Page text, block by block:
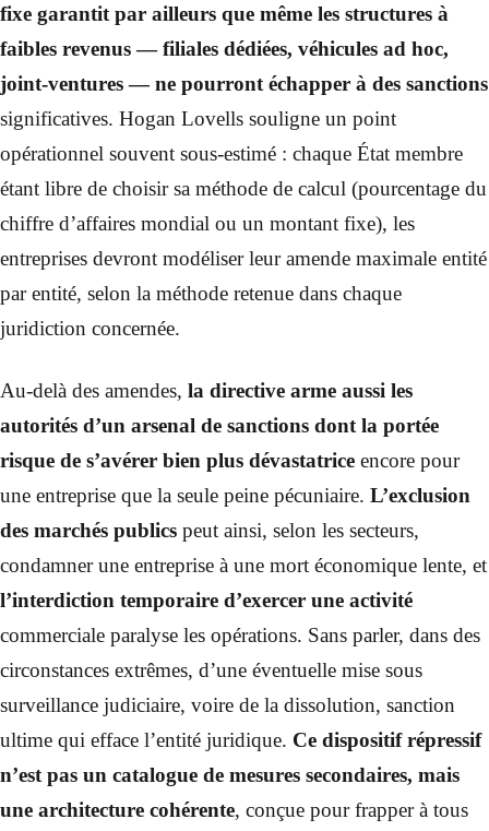
fixe garantit par ailleurs que même les structures à
faibles revenus — filiales dédiées, véhicules ad hoc,
joint-ventures — ne pourront échapper à des sanctions
significatives. Hogan Lovells souligne un point
opérationnel souvent sous-estimé : chaque État membre
étant libre de choisir sa méthode de calcul (pourcentage du
chiffre d’affaires mondial ou un montant fixe), les
entreprises devront modéliser leur amende maximale entité
par entité, selon la méthode retenue dans chaque
juridiction concernée.
Au-delà des amendes, la directive arme aussi les
autorités d’un arsenal de sanctions dont la portée
risque de s’avérer bien plus dévastatrice encore pour
une entreprise que la seule peine pécuniaire. L’exclusion
des marchés publics peut ainsi, selon les secteurs,
condamner une entreprise à une mort économique lente, et
l’interdiction temporaire d’exercer une activité
commerciale paralyse les opérations. Sans parler, dans des
circonstances extrêmes, d’une éventuelle mise sous
surveillance judiciaire, voire de la dissolution, sanction
ultime qui efface l’entité juridique. Ce dispositif répressif
n’est pas un catalogue de mesures secondaires, mais
une architecture cohérente, conçue pour frapper à tous